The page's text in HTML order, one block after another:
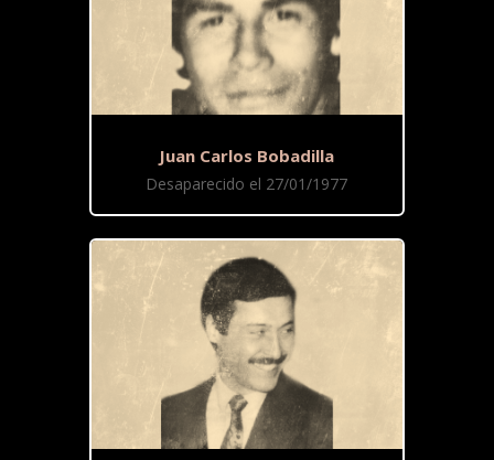
Juan Carlos Bobadilla
Desaparecido el 27/01/1977